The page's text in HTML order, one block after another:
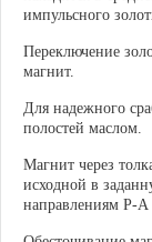
импульсного
Переключение
магнит.
Для надежного
полостей маслом.
Магнит через
исходной в
направлениям Р-